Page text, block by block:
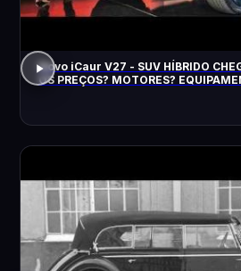
Novo iCaur V27 - SUV HÍBRIDO
OS PREÇOS? MOTORES?